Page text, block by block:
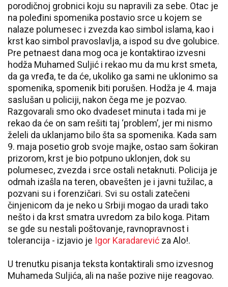
porodičnoj grobnici koju su napravili za sebe. Otac je
na poleđini spomenika postavio srce u kojem se
nalaze polumesec i zvezda kao simbol islama, kao i
krst kao simbol pravoslavlja, a ispod su dve golubice.
Pre petnaest dana mog oca je kontaktirao izvesni
hodža Muhamed Suljić i rekao mu da mu krst smeta,
da ga vređa, te da će, ukoliko ga sami ne uklonimo sa
spomenika, spomenik biti porušen. Hodža je 4. maja
saslušan u policiji, nakon čega me je pozvao.
Razgovarali smo oko dvadeset minuta i tada mi je
rekao da će on sam rešiti taj ‘problem’, jer mi nismo
želeli da uklanjamo bilo šta sa spomenika. Kada sam
9. maja posetio grob svoje majke, ostao sam šokiran
prizorom, krst je bio potpuno uklonjen, dok su
polumesec, zvezda i srce ostali netaknuti. Policija je
odmah izašla na teren, obavešten je i javni tužilac, a
pozvani su i forenzičari. Svi su ostali zatečeni
činjenicom da je neko u Srbiji mogao da uradi tako
nešto i da krst smatra uvredom za bilo koga. Pitam
se gde su nestali poštovanje, ravnopravnost i
tolerancija - izjavio je Igor Karadarević za Alo!.
U trenutku pisanja teksta kontaktirali smo izvesnog
Muhameda Suljića, ali na naše pozive nije reagovao.